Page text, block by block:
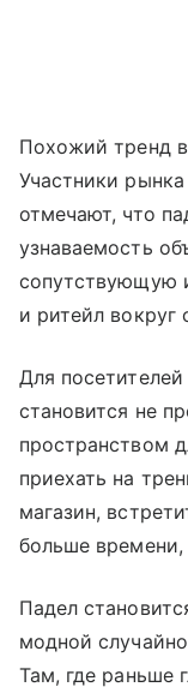
Похожий тренд
Участники
отмечают, что
узнаваемость
сопутствующую
и ритейл вокруг
Для
становится не
пространством
приехать на
магазин,
больше
Падел
модной
Там, где раньше